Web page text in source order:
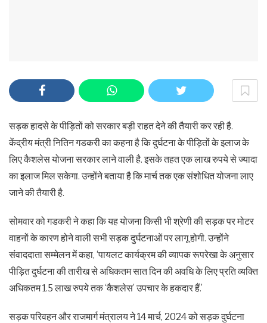
सड़क हादसे के पीड़ितों को सरकार बड़ी राहत देने की तैयारी कर रही है.
केंद्रीय मंत्री नितिन गडकरी का कहना है कि दुर्घटना के पीड़ितों के इलाज के
लिए कैशलेस योजना सरकार लाने वाली है. इसके तहत एक लाख रुपये से ज्यादा
का इलाज मिल सकेगा. उन्होंने बताया है कि मार्च तक एक संशोधित योजना लाए
जाने की तैयारी है.
सोमवार को गडकरी ने कहा कि यह योजना किसी भी श्रेणी की सड़क पर मोटर
वाहनों के कारण होने वाली सभी सड़क दुर्घटनाओं पर लागू होगी. उन्होंने
संवाददाता सम्मेलन में कहा, ‘पायलट कार्यक्रम की व्यापक रूपरेखा के अनुसार
पीड़ित दुर्घटना की तारीख से अधिकतम सात दिन की अवधि के लिए प्रति व्यक्ति
अधिकतम 1.5 लाख रुपये तक ‘कैशलेस’ उपचार के हकदार हैं.’
सड़क परिवहन और राजमार्ग मंत्रालय ने 14 मार्च, 2024 को सड़क दुर्घटना